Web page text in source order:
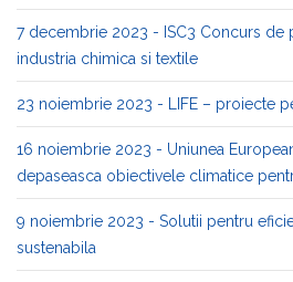
7 decembrie 2023 - ISC3 Concurs de
industria chimica si textile
23 noiembrie 2023 - LIFE – proiecte
16 noiembrie 2023 - Uniunea
depaseasca obiectivele climatice
9 noiembrie 2023 - Solutii pentru
sustenabila